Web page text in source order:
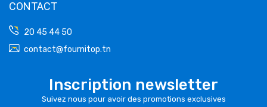
CONTACT
20 45 44 50
contact@fournitop.tn
Inscription newsletter
Suivez nous pour avoir des promotions exclusives